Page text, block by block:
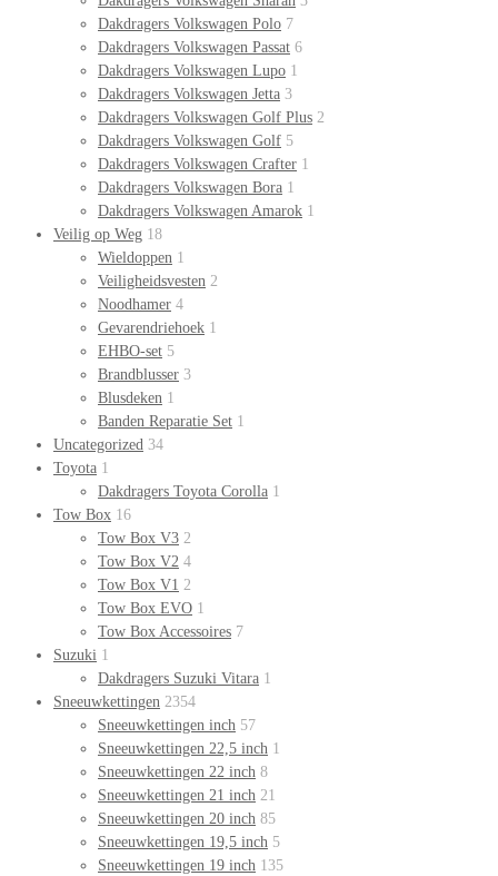
Dakdragers Volkswagen Polo 7
Dakdragers Volkswagen Passat 6
Dakdragers Volkswagen Lupo 1
Dakdragers Volkswagen Jetta 3
Dakdragers Volkswagen Golf Plus 2
Dakdragers Volkswagen Golf 5
Dakdragers Volkswagen Crafter 1
Dakdragers Volkswagen Bora 1
Dakdragers Volkswagen Amarok 1
Veilig op Weg 18
Wieldoppen 1
Veiligheidsvesten 2
Noodhamer 4
Gevarendriehoek 1
EHBO-set 5
Brandblusser 3
Blusdeken 1
Banden Reparatie Set 1
Uncategorized 34
Toyota 1
Dakdragers Toyota Corolla 1
Tow Box 16
Tow Box V3 2
Tow Box V2 4
Tow Box V1 2
Tow Box EVO 1
Tow Box Accessoires 7
Suzuki 1
Dakdragers Suzuki Vitara 1
Sneeuwkettingen 2354
Sneeuwkettingen inch 57
Sneeuwkettingen 22,5 inch 1
Sneeuwkettingen 22 inch 8
Sneeuwkettingen 21 inch 21
Sneeuwkettingen 20 inch 85
Sneeuwkettingen 19,5 inch 5
Sneeuwkettingen 19 inch 135